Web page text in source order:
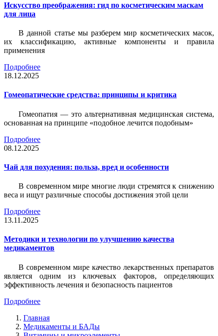
Искусство преображения: гид по косметическим маскам
для лица
В данной статье мы разберем мир косметических масок,
их классификацию, активные компоненты и правила
применения
Подробнее
18.12.2025
Гомеопатические средства: принципы и критика
Гомеопатия — это альтернативная медицинская система,
основанная на принципе «подобное лечится подобным»
Подробнее
08.12.2025
Чай для похудения: польза, вред и особенности
В современном мире многие люди стремятся к снижению
веса и ищут различные способы достижения этой цели
Подробнее
13.11.2025
Методики и технологии по улучшению качества
медикаментов
В современном мире качество лекарственных препаратов
является одним из ключевых факторов, определяющих
эффективность лечения и безопасность пациентов
Подробнее
Главная
Медикаменты и БАДы